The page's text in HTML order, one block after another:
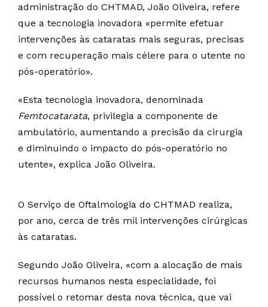
administração do CHTMAD, João Oliveira, refere
que a tecnologia inovadora «permite efetuar
intervenções às cataratas mais seguras, precisas
e com recuperação mais célere para o utente no
pós-operatório».
«Esta tecnologia inovadora, denominada
Femtocatarata, privilegia a componente de
ambulatório, aumentando a precisão da cirurgia
e diminuindo o impacto do pós-operatório no
utente», explica João Oliveira.
O Serviço de Oftalmologia do CHTMAD realiza,
por ano, cerca de três mil intervenções cirúrgicas
às cataratas.
Segundo João Oliveira, «com a alocação de mais
recursos humanos nesta especialidade, foi
possível o retomar desta nova técnica, que vai